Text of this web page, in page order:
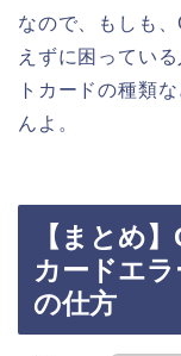
なので、もしも
えずに困ってい
トカードの種類
んよ。
【まとめ
カードエ
の仕方